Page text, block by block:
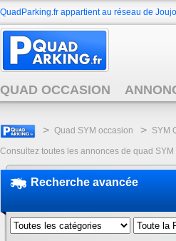
QuadParking.fr appartient au réseau de
QUAD OCCASION
> Quad SYM occasion > SYM
Consultez toutes les annonces de quad
Recherche avancée